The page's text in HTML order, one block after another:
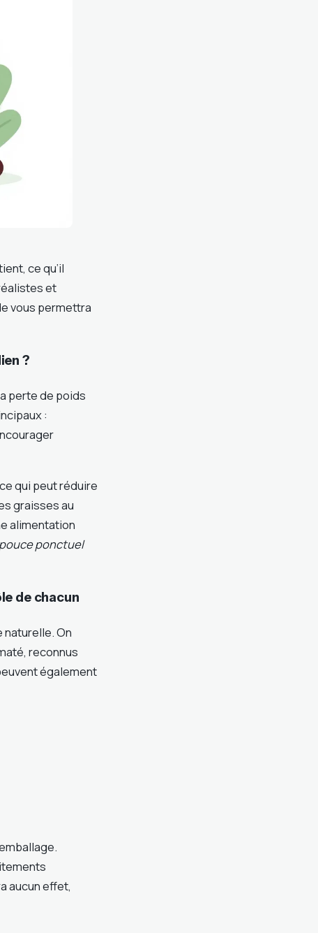
ce qu’il
et
vous permettra
?
perte de poids
:
qui peut réduire
graisses au
alimentation
ponctuel
de chacun
naturelle. On
reconnus
également
aucun effet,